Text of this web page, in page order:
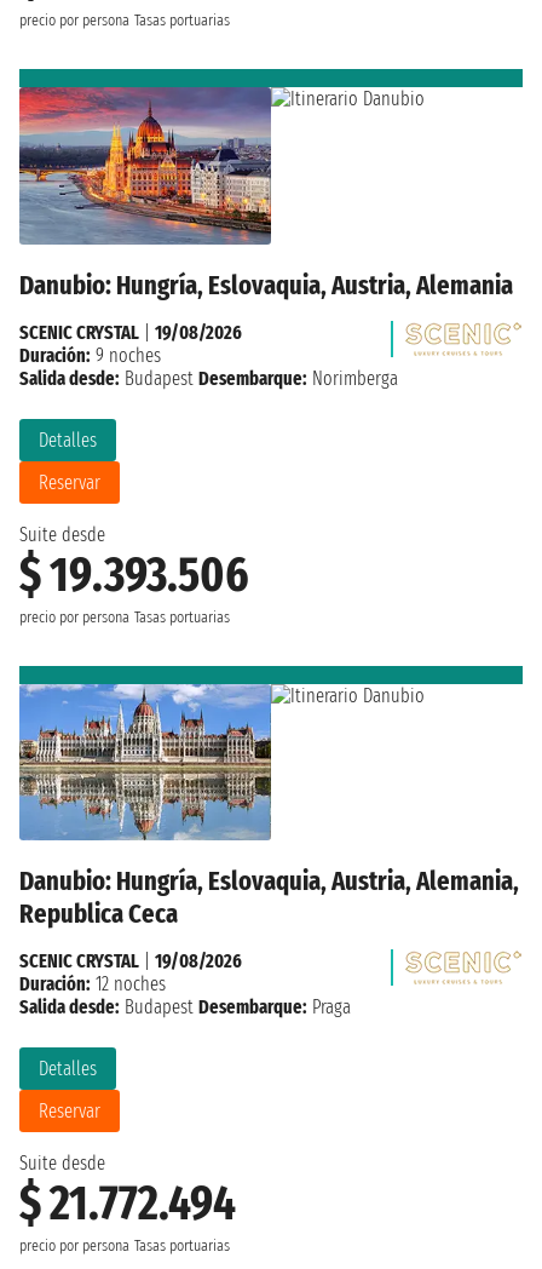
precio por persona Tasas portuarias
Danubio: Hungría, Eslovaquia, Austria, Alemania
Suite desde
$ 19.393.506
precio por persona Tasas portuarias
Detalles
Reservar
SCENIC CRYSTAL
19/08/2026
Duración: 9 noches
Salida desde: Budapest Desembarque: Norimberga
Danubio: Hungría, Eslovaquia, Austria, Alemania,
Republica Ceca
Suite desde
$ 21.772.494
precio por persona Tasas portuarias
Detalles
Reservar
SCENIC CRYSTAL
19/08/2026
Duración: 12 noches
Salida desde: Budapest Desembarque: Praga